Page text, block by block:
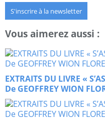
S'inscrire à la newsletter
Vous aimerez aussi :
EXTRAITS DU LIVRE «
De GEOFFREY WION